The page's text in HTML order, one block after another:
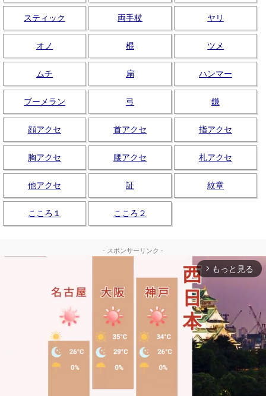
スティック 両手杖 ヤリ
オノ 棍 ツメ
ムチ 扇 ハンマー
ブーメラン 弓 鎌
顔アクセ 首アクセ 指アクセ
胸アクセ 腰アクセ 札アクセ
他アクセ 証 紋章
こころ１ こころ２
- スポンサーリンク -
arrow_forward_ios もっと見る